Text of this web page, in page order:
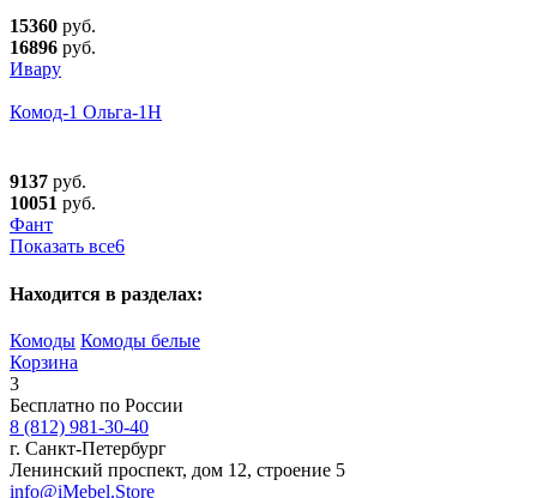
15360 руб.
16896 руб.
Ивару
Комод-1 Ольга-1Н
9137 руб.
10051 руб.
Фант
Показать все6
Находится в разделах:
Комоды Комоды белые
Корзина
3
Бесплатно по России
8 (812) 981-30-40
г. Санкт-Петербург
Ленинский проспект, дом 12, строение 5
info@iMebel.Store